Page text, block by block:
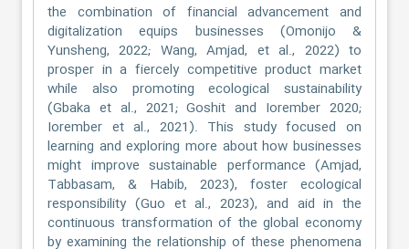
the combination of financial advancement and
digitalization equips businesses (Omonijo &
Yunsheng, 2022; Wang, Amjad, et al., 2022) to
prosper in a fiercely competitive product market
while also promoting ecological sustainability
(Gbaka et al., 2021; Goshit and Iorember 2020;
Iorember et al., 2021). This study focused on
learning and exploring more about how businesses
might improve sustainable performance (Amjad,
Tabbasam, & Habib, 2023), foster ecological
responsibility (Guo et al., 2023), and aid in the
continuous transformation of the global economy
by examining the relationship of these phenomena